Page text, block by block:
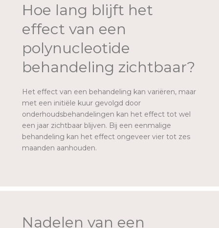
Hoe lang blijft het
effect van een
polynucleotide
behandeling zichtbaar?
Het effect van een behandeling kan variëren, maar
met een initiële kuur gevolgd door
onderhoudsbehandelingen kan het effect tot wel
een jaar zichtbaar blijven. Bij een eenmalige
behandeling kan het effect ongeveer vier tot zes
maanden aanhouden.
Nadelen van een